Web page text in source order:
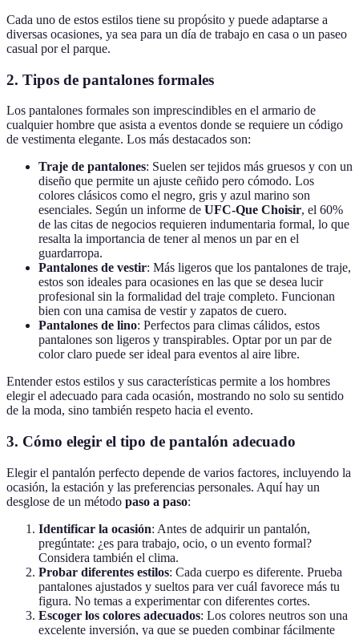
Cada uno de estos estilos tiene su propósito y puede adaptarse a
diversas ocasiones, ya sea para un día de trabajo en casa o un paseo
casual por el parque.
2. Tipos de pantalones formales
Los pantalones formales son imprescindibles en el armario de
cualquier hombre que asista a eventos donde se requiere un código
de vestimenta elegante. Los más destacados son:
Traje de pantalones: Suelen ser tejidos más gruesos y con un
diseño que permite un ajuste ceñido pero cómodo. Los
colores clásicos como el negro, gris y azul marino son
esenciales. Según un informe de UFC-Que Choisir, el 60%
de las citas de negocios requieren indumentaria formal, lo que
resalta la importancia de tener al menos un par en el
guardarropa.
Pantalones de vestir: Más ligeros que los pantalones de traje,
estos son ideales para ocasiones en las que se desea lucir
profesional sin la formalidad del traje completo. Funcionan
bien con una camisa de vestir y zapatos de cuero.
Pantalones de lino: Perfectos para climas cálidos, estos
pantalones son ligeros y transpirables. Optar por un par de
color claro puede ser ideal para eventos al aire libre.
Entender estos estilos y sus características permite a los hombres
elegir el adecuado para cada ocasión, mostrando no solo su sentido
de la moda, sino también respeto hacia el evento.
3. Cómo elegir el tipo de pantalón adecuado
Elegir el pantalón perfecto depende de varios factores, incluyendo la
ocasión, la estación y las preferencias personales. Aquí hay un
desglose de un método paso a paso:
Identificar la ocasión: Antes de adquirir un pantalón,
pregúntate: ¿es para trabajo, ocio, o un evento formal?
Considera también el clima.
Probar diferentes estilos: Cada cuerpo es diferente. Prueba
pantalones ajustados y sueltos para ver cuál favorece más tu
figura. No temas a experimentar con diferentes cortes.
Escoger los colores adecuados: Los colores neutros son una
excelente inversión, ya que se pueden combinar fácilmente